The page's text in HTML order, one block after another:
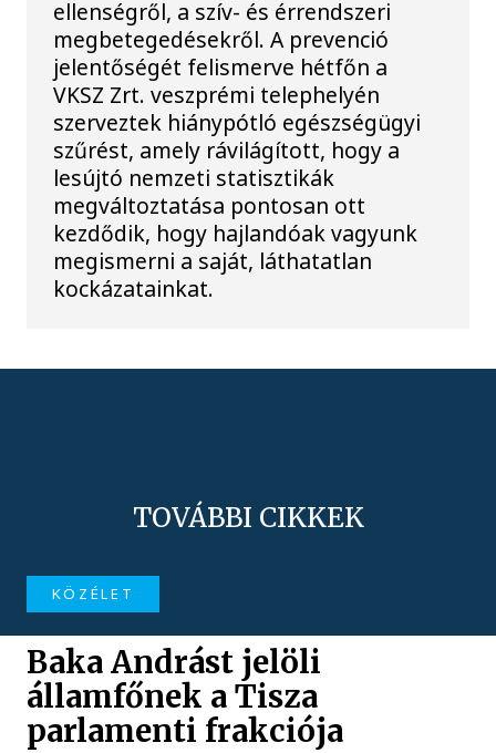
ellenségről, a szív- és érrendszeri
megbetegedésekről. A prevenció
jelentőségét felismerve hétfőn a
VKSZ Zrt. veszprémi telephelyén
szerveztek hiánypótló egészségügyi
szűrést, amely rávilágított, hogy a
lesújtó nemzeti statisztikák
megváltoztatása pontosan ott
kezdődik, hogy hajlandóak vagyunk
megismerni a saját, láthatatlan
kockázatainkat.
TOVÁBBI CIKKEK
KÖZÉLET
Baka Andrást jelöli
államfőnek a Tisza
parlamenti frakciója